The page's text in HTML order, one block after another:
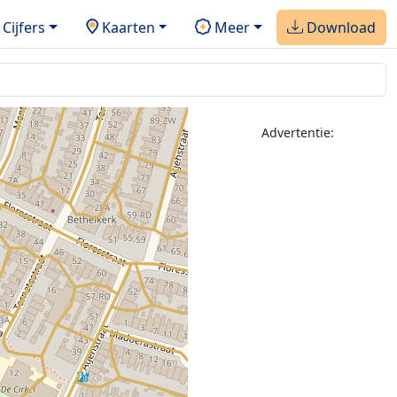
Cijfers Kaarten Meer Download
Advertentie: